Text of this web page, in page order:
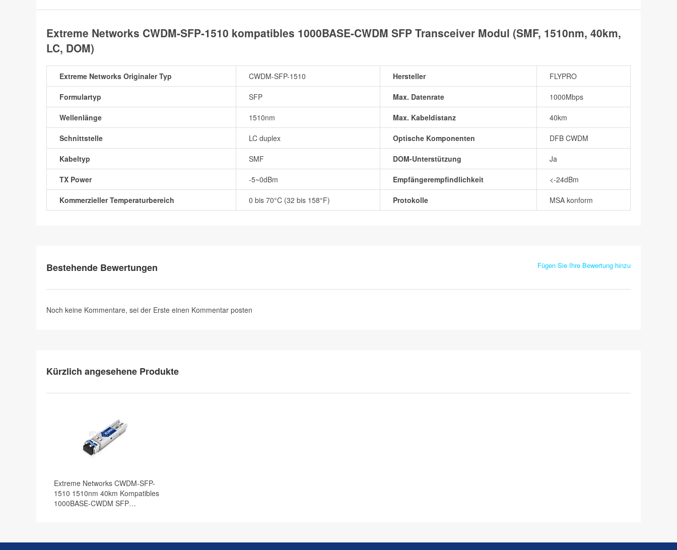
Extreme Networks CWDM-SFP-1510 kompatibles 1000BASE-CWDM SFP Transceiver Modul (SMF, 1510nm, 40km,
LC, DOM)
Extreme Networks Originaler Typ CWDM-SFP-1510 Hersteller FLYPRO
Formulartyp SFP Max. Datenrate 1000Mbps
Wellenlänge 1510nm Max. Kabeldistanz 40km
Schnittstelle LC duplex Optische Komponenten DFB CWDM
Kabeltyp SMF DOM-Unterstützung Ja
TX Power -5~0dBm Empfängerempfindlichkeit <-24dBm
Kommerzieller Temperaturbereich 0 bis 70°C (32 bis 158°F) Protokolle MSA konform
Bestehende Bewertungen Fügen Sie Ihre Bewertung hinzu
Noch keine Kommentare, sei der Erste einen Kommentar posten
Kürzlich angesehene Produkte
Extreme Networks CWDM-SFP-
1510 1510nm 40km Kompatibles
1000BASE-CWDM SFP